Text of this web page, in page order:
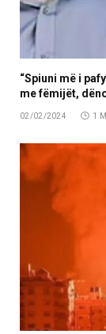
“Spiuni më i
me fëmijët,
02/02/2024 1